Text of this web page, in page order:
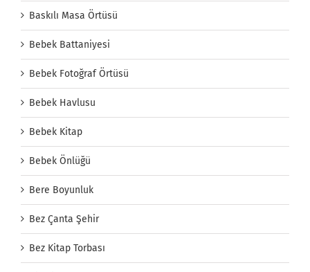
Baskılı Masa Örtüsü
Bebek Battaniyesi
Bebek Fotoğraf Örtüsü
Bebek Havlusu
Bebek Kitap
Bebek Önlüğü
Bere Boyunluk
Bez Çanta Şehir
Bez Kitap Torbası